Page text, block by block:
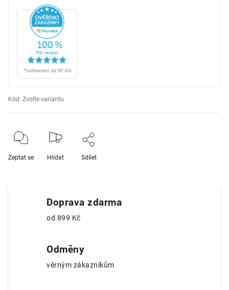
Kód: Zvolte variantu
Zeptat se Hlídat Sdílet
Doprava zdarma
od 899 Kč
Odměny
věrným zákazníkům